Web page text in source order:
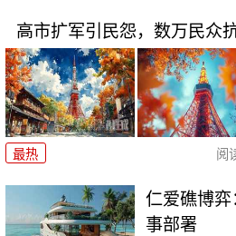
高市扩军引民怨，数万民众
最热 阅
仁爱礁博
事部署